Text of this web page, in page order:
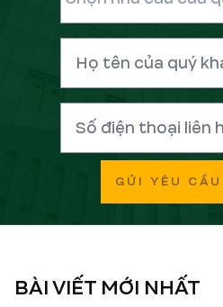
GỬI YÊU
BÀI VIẾT MỚI NHẤT